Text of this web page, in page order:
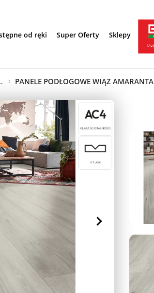
od ręki Super Oferty Sklepy